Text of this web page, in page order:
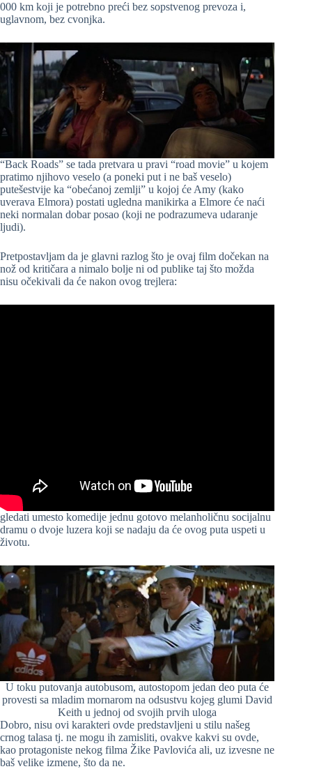
000 km koji je potrebno preći bez sopstvenog prevoza i,
uglavnom, bez cvonjka.
“Back Roads” se tada pretvara u pravi “road movie” u kojem
pratimo njihovo veselo (a poneki put i ne baš veselo)
putešestvije ka “obećanoj zemlji” u kojoj će Amy (kako
uverava Elmora) postati ugledna manikirka a Elmore će naći
neki normalan dobar posao (koji ne podrazumeva udaranje
ljudi).
Pretpostavljam da je glavni razlog što je ovaj film dočekan na
nož od kritičara a nimalo bolje ni od publike taj što možda
nisu očekivali da će nakon ovog trejlera:
gledati umesto komedije jednu gotovo melanholičnu socijalnu
dramu o dvoje luzera koji se nadaju da će ovog puta uspeti u
životu.
U toku putovanja autobusom, autostopom jedan deo puta će
provesti sa mladim mornarom na odsustvu kojeg glumi David
Keith u jednoj od svojih prvih uloga
Dobro, nisu ovi karakteri ovde predstavljeni u stilu našeg
crnog talasa tj. ne mogu ih zamisliti, ovakve kakvi su ovde,
kao protagoniste nekog filma Žike Pavlovića ali, uz izvesne ne
baš velike izmene, što da ne.